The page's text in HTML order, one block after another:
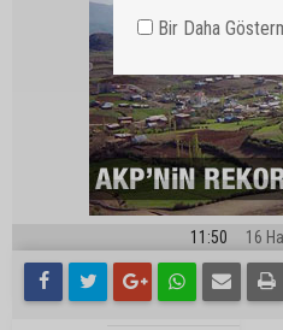
11:50 16
Bir Daha